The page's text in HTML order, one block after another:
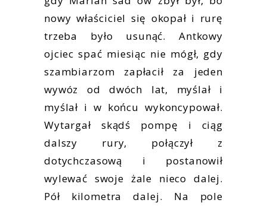
nowy właściciel się okopał i rurę
trzeba było usunąć. Antkowy
ojciec spać miesiąc nie mógł, gdy
szambiarzom zapłacił za jeden
wywóz od dwóch lat, myślał i
myślał i w końcu wykoncypował.
Wytargał skądś pompę i ciąg
dalszy rury, połączył z
dotychczasową i postanowił
wylewać swoje żale nieco dalej.
Pół kilometra dalej. Na pole